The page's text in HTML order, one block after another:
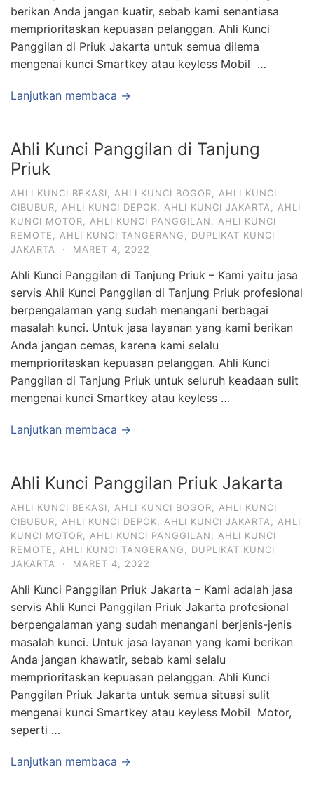
berikan Anda jangan kuatir, sebab kami senantiasa
memprioritaskan kepuasan pelanggan. Ahli Kunci
Panggilan di Priuk Jakarta untuk semua dilema
mengenai kunci Smartkey atau keyless Mobil …
Lanjutkan membaca →
Ahli Kunci Panggilan di Tanjung
Priuk
AHLI KUNCI BEKASI AHLI KUNCI BOGOR
AHLI KUNCI
CIBUBUR
AHLI KUNCI DEPOK AHLI KUNCI JAKARTA
AHLI
KUNCI MOTOR
AHLI KUNCI PANGGILAN
AHLI KUNCI
REMOTE
AHLI KUNCI TANGERANG
DUPLIKAT KUNCI
JAKARTA
· MARET 4, 2022
Ahli Kunci Panggilan di Tanjung Priuk – Kami yaitu jasa
servis Ahli Kunci Panggilan di Tanjung Priuk profesional
berpengalaman yang sudah menangani berbagai
masalah kunci. Untuk jasa layanan yang kami berikan
Anda jangan cemas, karena kami selalu
memprioritaskan kepuasan pelanggan. Ahli Kunci
Panggilan di Tanjung Priuk untuk seluruh keadaan sulit
mengenai kunci Smartkey atau keyless …
Lanjutkan membaca →
Ahli Kunci Panggilan Priuk Jakarta
AHLI KUNCI BEKASI AHLI KUNCI BOGOR
AHLI KUNCI
CIBUBUR
AHLI KUNCI DEPOK AHLI KUNCI JAKARTA
AHLI
KUNCI MOTOR
AHLI KUNCI PANGGILAN
AHLI KUNCI
REMOTE
AHLI KUNCI TANGERANG
DUPLIKAT KUNCI
JAKARTA
· MARET 4, 2022
Ahli Kunci Panggilan Priuk Jakarta – Kami adalah jasa
servis Ahli Kunci Panggilan Priuk Jakarta profesional
berpengalaman yang sudah menangani berjenis-jenis
masalah kunci. Untuk jasa layanan yang kami berikan
Anda jangan khawatir, sebab kami selalu
memprioritaskan kepuasan pelanggan. Ahli Kunci
Panggilan Priuk Jakarta untuk semua situasi sulit
mengenai kunci Smartkey atau keyless Mobil Motor,
seperti …
Lanjutkan membaca →